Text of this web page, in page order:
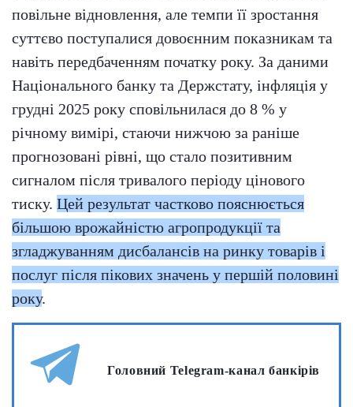
повільне відновлення, але темпи її зростання
суттєво поступалися довоєнним показникам та
навіть передбаченням початку року. За даними
Національного банку та Держстату, інфляція у
грудні 2025 року сповільнилася до 8 % у
річному вимірі, стаючи нижчою за раніше
прогнозовані рівні, що стало позитивним
сигналом після тривалого періоду цінового
тиску. Цей результат частково пояснюється
більшою врожайністю агропродукції та
згладжуванням дисбалансів на ринку товарів і
послуг після пікових значень у першій половині
року.
Головний Telegram-канал банкірів